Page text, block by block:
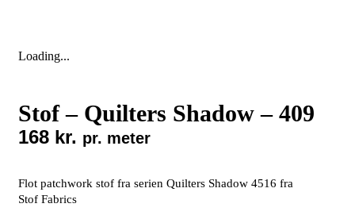
Loading...
Stof – Quilters Shadow – 409
168 kr. pr. meter
Flot patchwork stof fra serien Quilters Shadow 4516 fra
Stof Fabrics